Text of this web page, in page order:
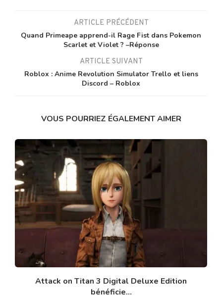
ARTICLE PRÉCÉDENT
Quand Primeape apprend-il Rage Fist dans Pokemon
Scarlet et Violet ? –Réponse
ARTICLE SUIVANT
Roblox : Anime Revolution Simulator Trello et liens
Discord – Roblox
VOUS POURRIEZ ÉGALEMENT AIMER
Attack on Titan 3 Digital Deluxe Edition
bénéficie...